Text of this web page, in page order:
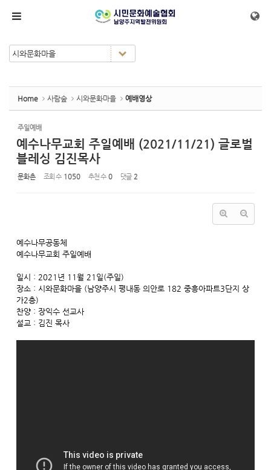
Home 사람숲 시와문화마을 예배영상
주일예배
예수나무교회 주일예배 (2021/11/21) 글로벌
블레싱 김진목사
문화촌 조회 수 1050 추천 수 0 댓글 2
예수나무공동체
예수나무교회 주일예배
일시 : 2021년 11월 21일(주일)
장소 : 시와문화마을 (남양주시 평내동 의안로 182 중흥아파트3단지 상
가2층)
찬양 : 장익수 선교사
설교 : 김진 목사